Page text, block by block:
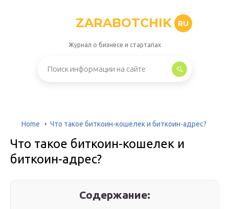
ZARABOTCHIK RU
Журнал о бизнесе и стартапах
Home Что такое биткоин-кошелек и биткоин-адрес?
Что такое биткоин-кошелек и
биткоин-адрес?
Содержание: